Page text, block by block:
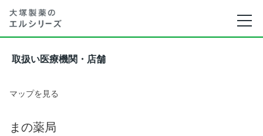
取扱い医療機関・店舗
マップを見る
まの薬局